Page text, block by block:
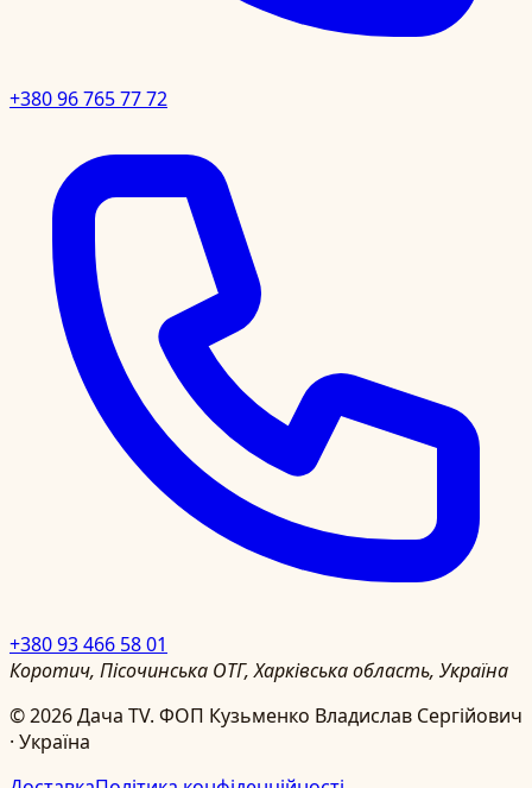
+380 96 765 77 72
+380 93 466 58 01
Коротич, Пісочинська ОТГ, Харківська область, Україна
©2026Дача TV. ФОП Кузьменко Владислав Сергійович
· Україна